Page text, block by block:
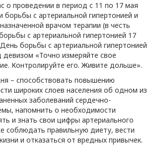
о проведении в период с 11 по 17 мая
борьбы с артериальной гипертонией и
врачом терапии (в честь
с артериальной гипертонией 17
борьбы с артериальной гипертонией
«Точно измеряйте свое
Контролируйте его. Живите дольше».
– способствовать повышению
широких слоев населения об одном из
заболеваний сердечно-
напомнить о необходимости
и знать свои цифры артериального
соблюдать правильную диету, вести
и отказаться от вредных привычек.